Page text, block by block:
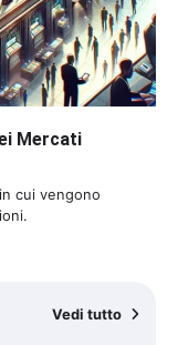
Mercati
cui vengono
Vedi tutto